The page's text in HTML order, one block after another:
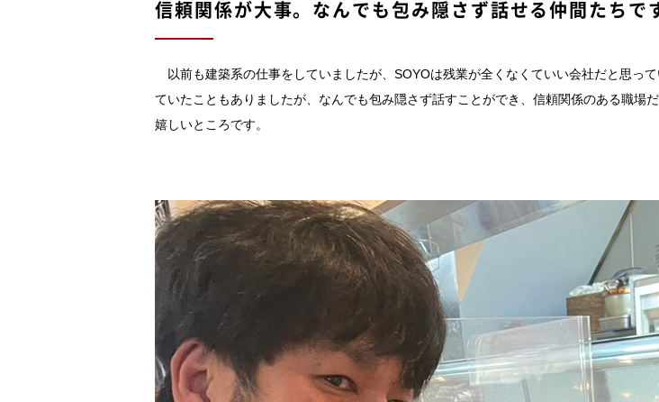
信頼関係が大事。なんでも包み隠さず話せる仲間たちで
以前も建築系の仕事をしていましたが、SOYOは残業が全くなくていい会社だと思っ
ていたこともありましたが、なんでも包み隠さず話すことができ、信頼関係のある職場
嬉しいところです。